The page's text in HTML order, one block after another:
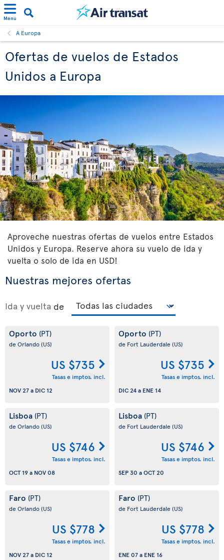
Menu
A Europa
Ofertas de vuelos de Estados
Unidos a Europa
Aproveche nuestras ofertas de vuelos entre Estados
Unidos y Europa. Reserve ahora su vuelo de ida y
vuelta o solo de ida en USD!
Nuestras mejores ofertas
Ida y vuelta de
Oporto (PT)
de Orlando(US)
US $735
Tasas e imptos. incl.
NOV 27a DIC 12
Oporto (PT)
de Fort Lauderdale (US)
US $735
Tasas e imptos. incl.
DIC 24a ENE 14
Lisboa (PT)
de Orlando(US)
US $746
Tasas e imptos. incl.
OCT 19a NOV 08
Lisboa (PT)
de Fort Lauderdale (US)
US $746
Tasas e imptos. incl.
SEP 30 aOCT 20
Faro (PT)
de Orlando(US)
US $778
Tasas e imptos. incl.
NOV 27a DIC 12
Faro (PT)
de Fort Lauderdale (US)
US $778
Tasas e imptos. incl.
ENE 07a ENE 16